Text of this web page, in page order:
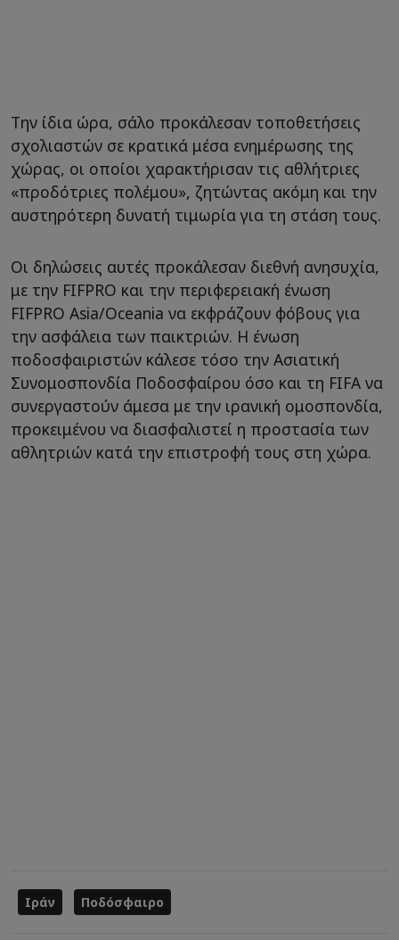
Την ίδια ώρα, σάλο προκάλεσαν τοποθετήσεις
σχολιαστών σε κρατικά μέσα ενημέρωσης της
χώρας, οι οποίοι χαρακτήρισαν τις αθλήτριες
«προδότριες πολέμου», ζητώντας ακόμη και την
αυστηρότερη δυνατή τιμωρία για τη στάση τους.
Οι δηλώσεις αυτές προκάλεσαν διεθνή ανησυχία,
με την FIFPRO και την περιφερειακή ένωση
FIFPRO Asia/Oceania να εκφράζουν φόβους για
την ασφάλεια των παικτριών. Η ένωση
ποδοσφαιριστών κάλεσε τόσο την Ασιατική
Συνομοσπονδία Ποδοσφαίρου όσο και τη FIFA να
συνεργαστούν άμεσα με την ιρανική ομοσπονδία,
προκειμένου να διασφαλιστεί η προστασία των
αθλητριών κατά την επιστροφή τους στη χώρα.
Ιράν Ποδόσφαιρο